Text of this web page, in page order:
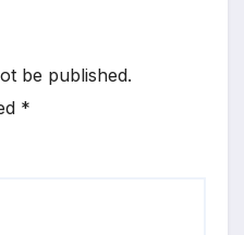
be published.
*